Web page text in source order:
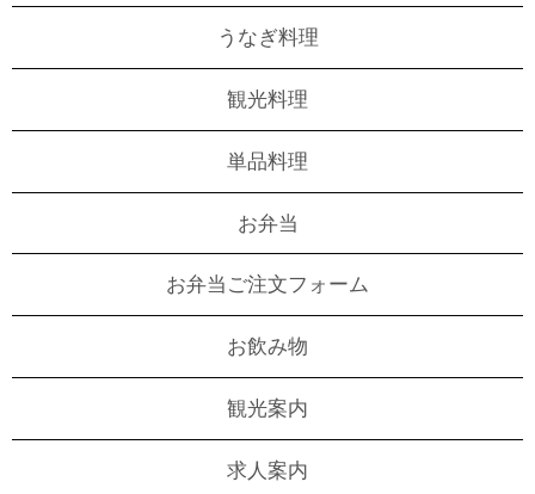
うなぎ料理
観光料理
単品料理
お弁当
お弁当ご注文フォーム
お飲み物
観光案内
求人案内